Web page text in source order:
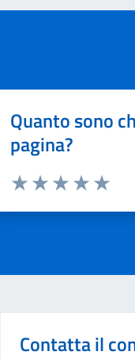
Quanto sono
pagina?
Contatta il